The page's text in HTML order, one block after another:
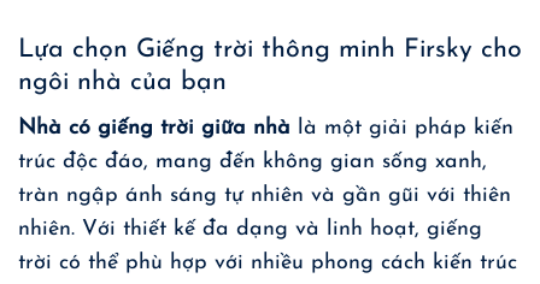
Lựa chọn Giếng trời thông minh Firsky cho
ngôi nhà của bạn
Nhà có giếng trời giữa nhà là một giải pháp kiến
trúc độc đáo, mang đến không gian sống xanh,
tràn ngập ánh sáng tự nhiên và gần gũi với thiên
nhiên. Với thiết kế đa dạng và linh hoạt, giếng
trời có thể phù hợp với nhiều phong cách kiến trúc